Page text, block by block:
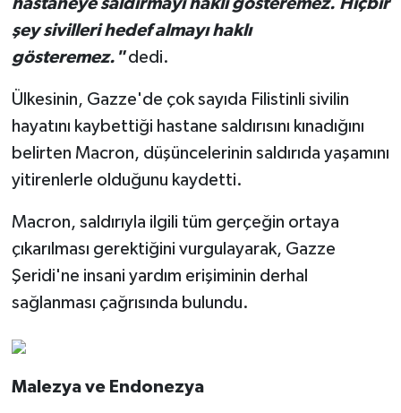
hastaneye saldırmayı haklı gösteremez. Hiçbir
şey sivilleri hedef almayı haklı
gösteremez."dedi.
Ülkesinin, Gazze'de çok sayıda Filistinli sivilin
hayatını kaybettiği hastane saldırısını kınadığını
belirten Macron, düşüncelerinin saldırıda yaşamını
yitirenlerle olduğunu kaydetti.
Macron, saldırıyla ilgili tüm gerçeğin ortaya
çıkarılması gerektiğini vurgulayarak, Gazze
Şeridi'ne insani yardım erişiminin derhal
sağlanması çağrısında bulundu.
Malezya ve Endonezya